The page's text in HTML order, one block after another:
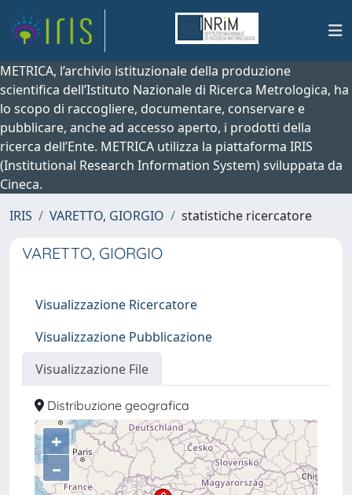
METRICA, l’archivio istituzionale della produzione
scientifica dell’Istituto Nazionale di Ricerca Metrologica, ha
lo scopo di raccogliere, documentare, conservare e
pubblicare, anche ad accesso aperto, i prodotti della
ricerca dell’Ente. METRICA utilizza la piattaforma IRIS
(Institutional Research Information System) sviluppata da
Cineca.
IRIS
VARETTO, GIORGIO statistiche ricercatore
VARETTO, GIORGIO
Visualizzazione Ricercatore
Visualizzazione Pubblicazione
Visualizzazione File
Distribuzione geografica
+
–